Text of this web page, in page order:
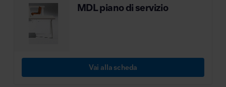
MillerKnoll
MDL piano di servizio
Vai alla scheda